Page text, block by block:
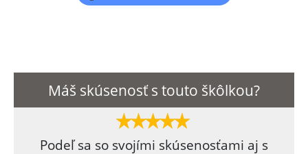
Máš skúsenosť s touto škôlkou?
Podeľ sa so svojími skúsenosťami aj s